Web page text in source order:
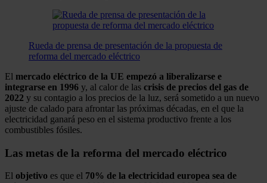
Rueda de prensa de presentación de la propuesta de
reforma del mercado eléctrico
El mercado eléctrico de la UE empezó a liberalizarse e
integrarse en 1996 y, al calor de las crisis de precios del gas de
2022 y su contagio a los precios de la luz, será sometido a un nuevo
ajuste de calado para afrontar las próximas décadas, en el que la
electricidad ganará peso en el sistema productivo frente a los
combustibles fósiles.
Las metas de la reforma del mercado eléctrico
El objetivo es que el 70% de la electricidad europea sea de